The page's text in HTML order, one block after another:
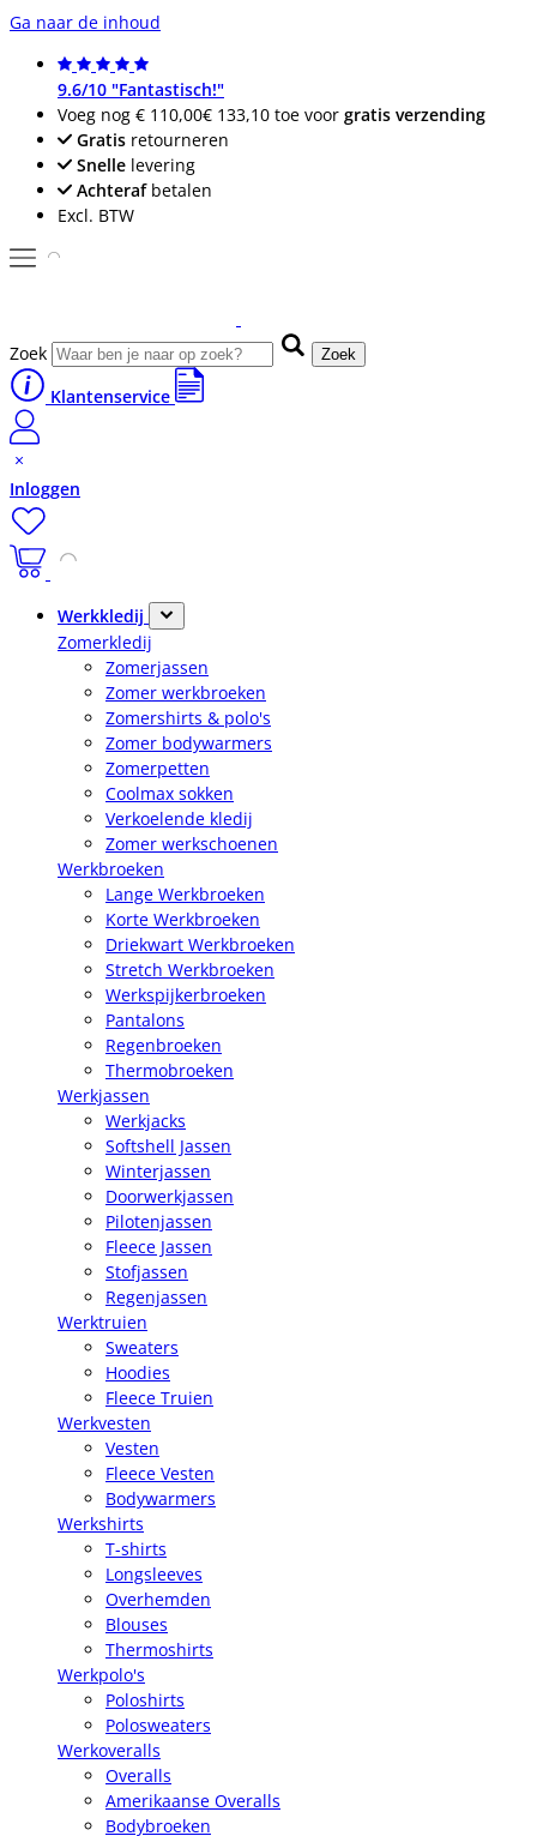
Ga naar de inhoud
9.6/10 "Fantastisch!"
Voeg nog € 110,00€ 133,10 toe voor gratis verzending
Gratis retourneren
Snelle levering
Achterafbetalen
Excl. BTW
Zoek Zoek
Klantenservice
Inloggen
Werkkledij
Zomerkledij
Zomerjassen
Zomer werkbroeken
Zomershirts & polo's
Zomer bodywarmers
Zomerpetten
Coolmax sokken
Verkoelende kledij
Zomer werkschoenen
Werkbroeken
Lange Werkbroeken
Korte Werkbroeken
Driekwart Werkbroeken
Stretch Werkbroeken
Werkspijkerbroeken
Pantalons
Regenbroeken
Thermobroeken
Werkjassen
Werkjacks
Softshell Jassen
Winterjassen
Doorwerkjassen
Pilotenjassen
Fleece Jassen
Stofjassen
Regenjassen
Werktruien
Sweaters
Hoodies
Fleece Truien
Werkvesten
Vesten
Fleece Vesten
Bodywarmers
Werkshirts
T-shirts
Longsleeves
Overhemden
Blouses
Thermoshirts
Werkpolo's
Poloshirts
Polosweaters
Werkoveralls
Overalls
Amerikaanse Overalls
Bodybroeken